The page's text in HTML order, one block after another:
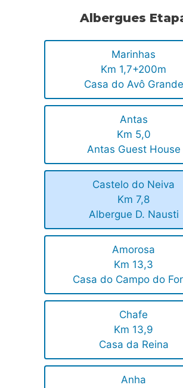
Albergues
Marinhas
Km 1,7+200m
Casa do Avô Grande
Antas
Km 5,0
Antas Guest House
Castelo do Neiva
Km 7,8
Albergue D. Nausti
Amorosa
Km 13,3
Casa do Campo do
Chafe
Km 13,9
Casa da Reina
Anha